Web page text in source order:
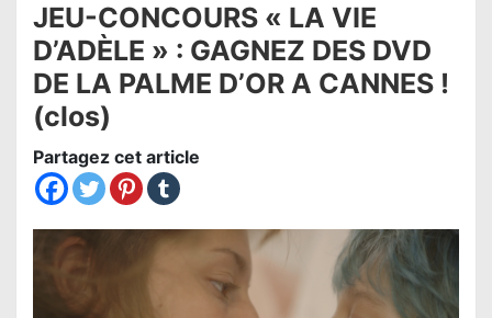
JEU-CONCOURS « LA VIE
D’ADÈLE » : GAGNEZ DES DVD
DE LA PALME D’OR A CANNES !
(clos)
Partagez cet article